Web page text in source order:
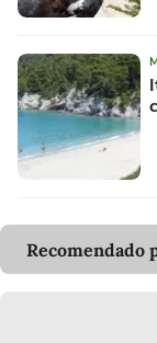
Recomendado